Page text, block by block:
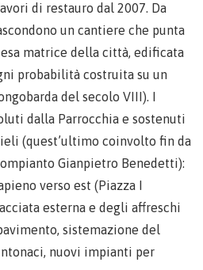
di restauro dal 2007. Da
un cantiere che punta
matrice della città, edificata
probabilità costruita su un
del secolo VIII). I
dalla Parrocchia e sostenuti
(quest’ultimo coinvolto fin da
Gianpietro Benedetti):
verso est (Piazza I
esterna e degli affreschi
sistemazione del
nuovi impianti per